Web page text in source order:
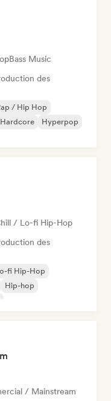
Bass Music
des
/ Hip Hop
Hardcore
Hyperpop
/ Lo-fi Hip-Hop
des
fi Hip-Hop
Hip-hop
/ Mainstream